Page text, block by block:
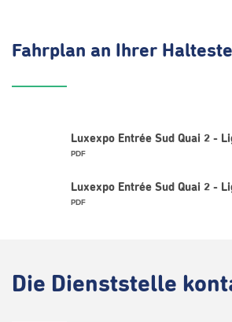
Fahrplan an Ihrer
Luxexpo Entrée Sud Quai 2 -
PDF
Luxexpo Entrée Sud Quai 2 -
PDF
Die Dienststelle